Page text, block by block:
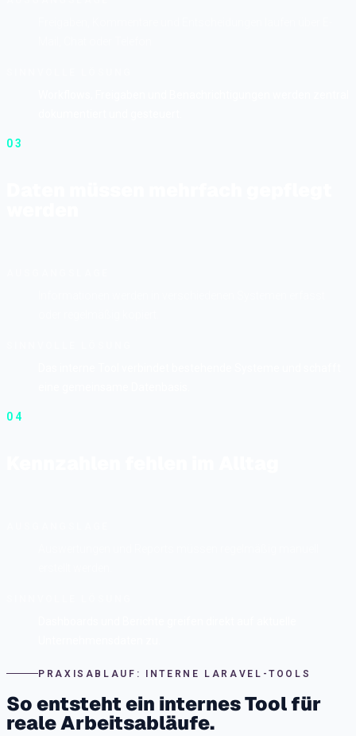
03
04
PRAXISABLAUF: INTERNE LARAVEL-TOOLS
So entsteht ein internes Tool für
reale Arbeitsabläufe.